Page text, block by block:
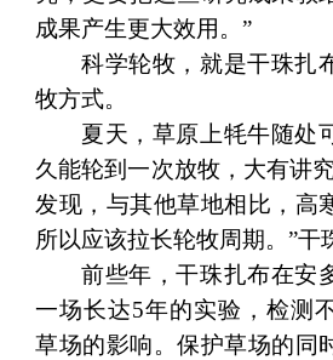
成果产生更大效用。”
科学轮牧，就是干珠扎
牧方式。
夏天，草原上牦牛随处
久能轮到一次放牧，大有讲
发现，与其他草地相比，高
所以应该拉长轮牧周期。”干
前些年，干珠扎布在安
一场长达5年的实验，检测
草场的影响。保护草场的同